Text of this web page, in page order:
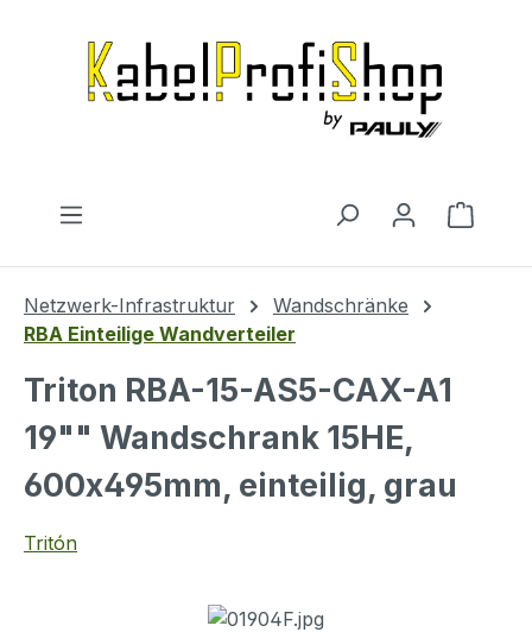
Netzwerk-Infrastruktur
Wandschränke
RBA Einteilige Wandverteiler
Triton RBA-15-AS5-CAX-A1
19"" Wandschrank 15HE,
600x495mm, einteilig, grau
Tritón
Bildergalerie überspringen